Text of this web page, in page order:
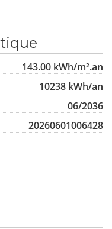
143.00 kWh/m².an
10238 kWh/an
06/2036
20260601006428